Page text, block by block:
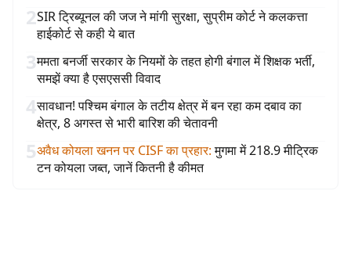
2SIR ट्रिब्यूनल की जज ने मांगी सुरक्षा, सुप्रीम कोर्ट ने कलकत्ता
हाईकोर्ट से कही ये बात
3ममता बनर्जी सरकार के नियमों के तहत होगी बंगाल में शिक्षक भर्ती,
समझें क्या है एसएससी विवाद
4सावधान! पश्चिम बंगाल के तटीय क्षेत्र में बन रहा कम दबाव का
क्षेत्र, 8 अगस्त से भारी बारिश की चेतावनी
5अवैध कोयला खनन पर CISF का प्रहार: मुगमा में 218.9 मीट्रिक
टन कोयला जब्त, जानें कितनी है कीमत